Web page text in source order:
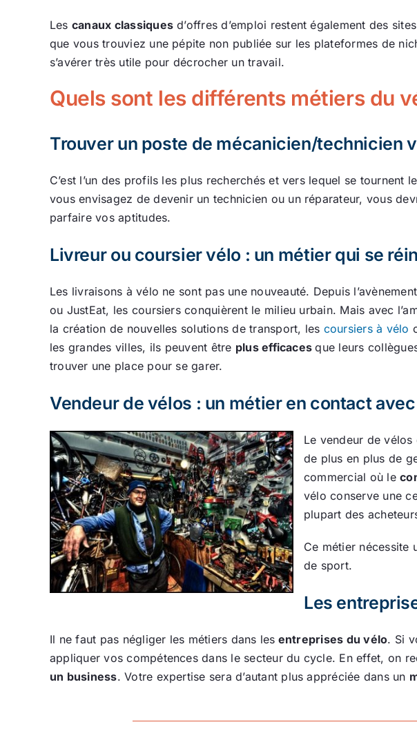
Les canaux classiques d’offres d’emploi restent également des
que vous trouviez une pépite non publiée sur les plateformes de
s’avérer très utile pour décrocher un travail.
Quels sont les différents métiers du
Trouver un poste de mécanicien/technicien
C’est l’un des profils les plus recherchés et vers lequel se
vous envisagez de devenir un technicien ou un réparateur, vous
parfaire vos aptitudes.
Livreur ou coursier vélo : un métier qui se
Les livraisons à vélo ne sont pas une nouveauté. Depuis
ou JustEat, les coursiers conquièrent le milieu urbain. Mais avec
la création de nouvelles solutions de transport, les coursiers à vélo
les grandes villes, ils peuvent être plus efficacesque leurs
trouver une place pour se garer.
Vendeur de vélos : un métier en contact
Le vendeur de
de plus en plus de
commercial où le
vélo conserve une
plupart des
Ce métier nécessite
de sport.
Les
Il ne faut pas négliger les métiers dans les entreprises du vélo. Si
appliquer vos compétences dans le secteur du cycle. En effet, on
un business. Votre expertise sera d’autant plus appréciée dans un